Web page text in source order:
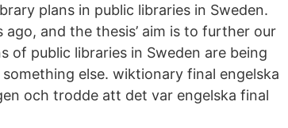
plans in public libraries in Sweden.
and the thesis’ aim is to further our
of public libraries in Sweden are being
else. wiktionary final engelska
och trodde att det var engelska final